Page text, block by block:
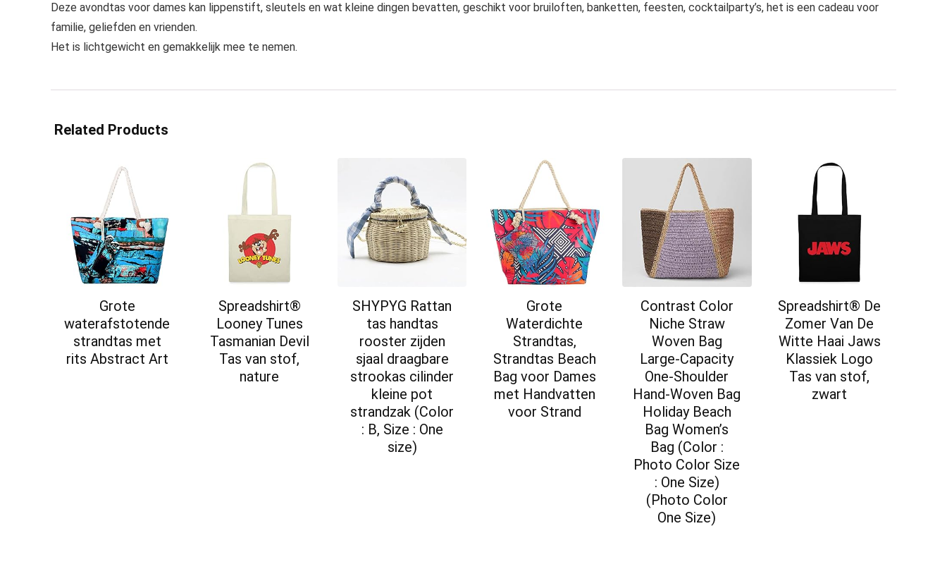
Deze avondtas voor dames kan lippenstift, sleutels en wat kleine dingen bevatten, geschikt voor bruiloften, banketten, feesten, cocktailparty’s, het is een cadeau voor
familie, geliefden en vrienden.
Het is lichtgewicht en gemakkelijk mee te nemen.
Related Products
Grote
waterafstotende
strandtas met
rits Abstract Art
Spreadshirt®
Looney Tunes
Tasmanian Devil
Tas van stof,
nature
SHYPYG Rattan
tas handtas
rooster zijden
sjaal draagbare
strookas cilinder
kleine pot
strandzak (Color
: B, Size : One
size)
Grote
Waterdichte
Strandtas,
Strandtas Beach
Bag voor Dames
met Handvatten
voor Strand
Contrast Color
Niche Straw
Woven Bag
Large-Capacity
One-Shoulder
Hand-Woven Bag
Holiday Beach
Bag Women’s
Bag (Color :
Photo Color Size
: One Size)
(Photo Color
One Size)
Spreadshirt® De
Zomer Van De
Witte Haai Jaws
Klassiek Logo
Tas van stof,
zwart